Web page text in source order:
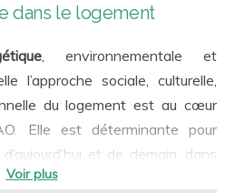
dans le logement
, environnementale et
l’approche sociale, culturelle,
du logement est au cœur
Elle est déterminante pour
et de demain, dans
caractérisée par la continuité